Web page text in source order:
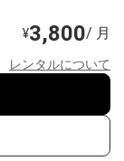
¥3,800/ 月
レンタルについて